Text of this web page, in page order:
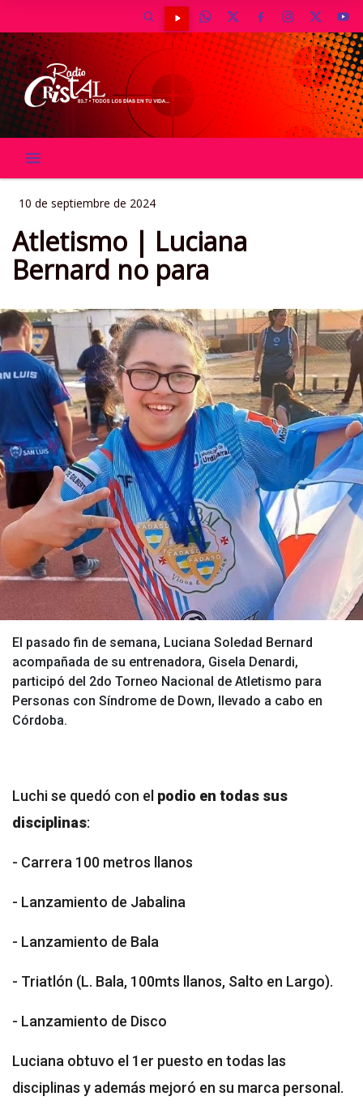
10 de septiembre de 2024
Atletismo | Luciana
Bernard no para
El pasado fin de semana, Luciana Soledad Bernard
acompañada de su entrenadora, Gisela Denardi,
participó del 2do Torneo Nacional de Atletismo para
Personas con Síndrome de Down, llevado a cabo en
Córdoba.
Luchi se quedó con el podio en todas sus
disciplinas:
- Carrera 100 metros llanos
- Lanzamiento de Jabalina
- Lanzamiento de Bala
- Triatlón (L. Bala, 100mts llanos, Salto en Largo).
- Lanzamiento de Disco
Luciana obtuvo el 1er puesto en todas las
disciplinas y además mejoró en su marca personal.